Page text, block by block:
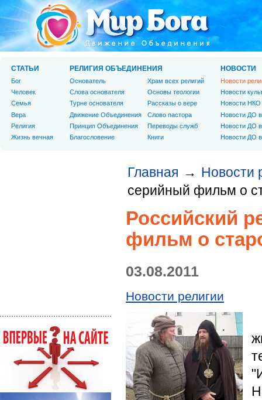
Главная → Новости
серийный фильм о
Российский
фильм о
03.08.2011
Новости религии
СТАТЬИ
Бог
Человек
Cемья
Вера
Религия
Жизнь вечная
РЕЛИГИЯ ОБЪЕДИНЕНИЯ
Основатель
Слова основателя
Турне основателя
Движение Объединения
Принцип Объединения
Благословение
Храм всех религий
Основы теологии
Рассказы о вере
Слово пастора
Переводы служб
Книги
НОВОСТИ
Новости
Новости
Новости НКО
Новости ДО
Новости ДО
Новости ДО